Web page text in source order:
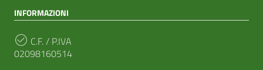
INFORMAZIONI
C.F. / P.IVA
02098160514